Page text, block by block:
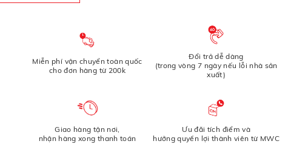
Miễn phí vận chuyển toàn quốc
cho đơn hàng từ 200k
Đổi trả dễ dàng
(trong vòng 7 ngày nếu lỗi nhà sản
xuất)
Giao hàng tận nơi,
nhận hàng xong thanh toán
Ưu đãi tích điểm và
hưởng quyền lợi thành viên từ MWC